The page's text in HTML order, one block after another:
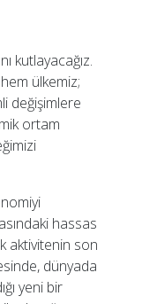
kutlayacağız.
ülkemiz;
değişimlere
ortam
hassas
aktivitenin son
dünyada
yeni bir